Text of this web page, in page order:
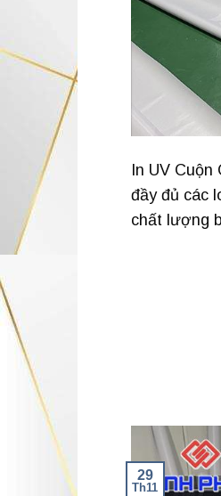
In UV
đầy đủ các
chất lượng
29
Th11